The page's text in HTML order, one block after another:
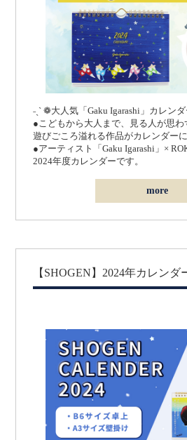
˗ˏˋ ❁大人気「Gaku Igarashi」カレン
●こどもから大人まで、見る人が思わ
遊びごころ溢れる作品がカレンダーに
●アーティスト「Gaku Igarashi」×
2024年度カレンダーです。
more
【SHOGEN】2024年カレンダ